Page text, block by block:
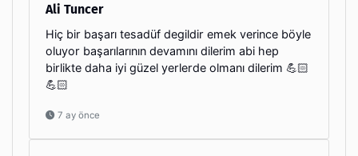
Ali Tuncer
Hiç bir başarı tesadüf degildir emek verince böyle
oluyor başarılarının devamını dilerim abi hep
birlikte daha iyi güzel yerlerde olmanı dilerim 💪🏻
💪🏻
7 ay önce